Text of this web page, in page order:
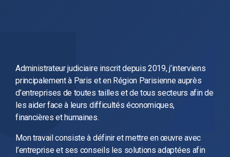
Administrateur judiciaire inscrit depuis 2019, j’interviens
principalement à Paris et en Région Parisienne auprès
d’entreprises de toutes tailles et de tous secteurs afin de
les aider face à leurs difficultés économiques,
financières et humaines.
Mon travail consiste à définir et mettre en œuvre avec
l’entreprise et ses conseils les solutions adaptées afin